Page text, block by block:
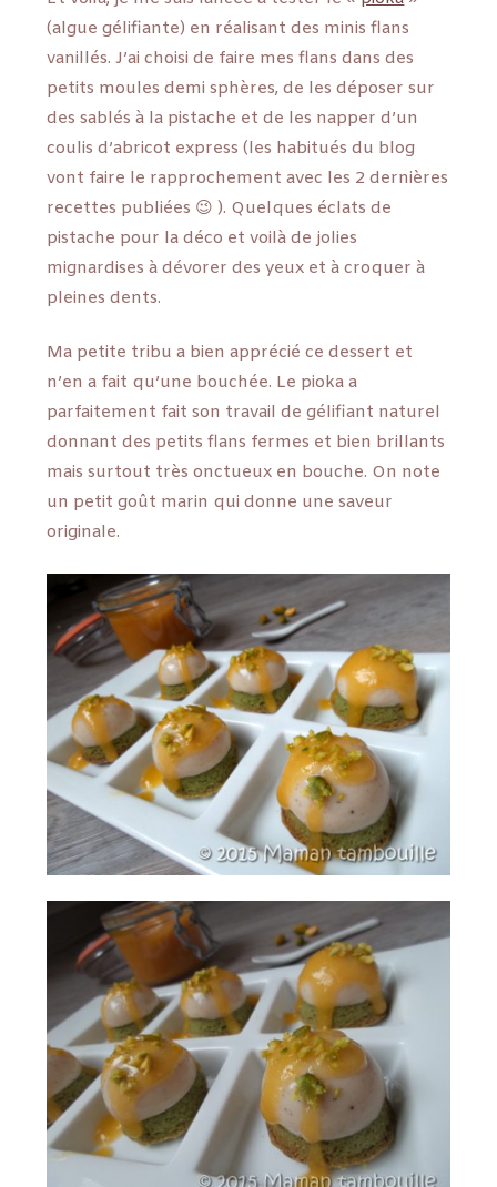
(algue gélifiante) en réalisant des minis flans
vanillés. J’ai choisi de faire mes flans dans des
petits moules demi sphères, de les déposer sur
des sablés à la pistache et de les napper d’un
coulis d’abricot express (les habitués du blog
vont faire le rapprochement avec les 2 dernières
recettes publiées 😉 ). Quelques éclats de
pistache pour la déco et voilà de jolies
mignardises à dévorer des yeux et à croquer à
pleines dents.
Ma petite tribu a bien apprécié ce dessert et
n’en a fait qu’une bouchée. Le pioka a
parfaitement fait son travail de gélifiant naturel
donnant des petits flans fermes et bien brillants
mais surtout très onctueux en bouche. On note
un petit goût marin qui donne une saveur
originale.